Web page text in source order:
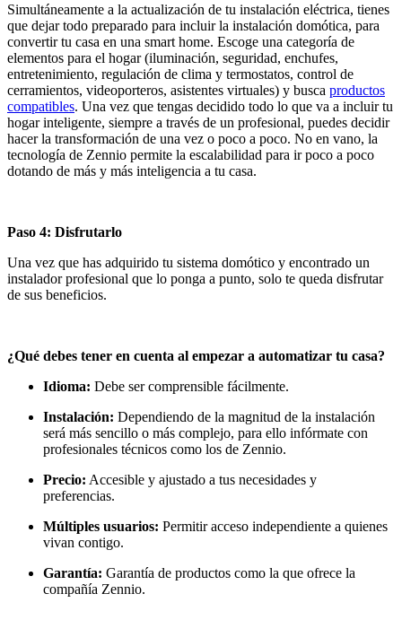
Simultáneamente a la actualización de tu instalación eléctrica, tienes
que dejar todo preparado para incluir la instalación domótica, para
convertir tu casa en una smart home. Escoge una categoría de
elementos para el hogar (iluminación, seguridad, enchufes,
entretenimiento, regulación de clima y termostatos, control de
cerramientos, videoporteros, asistentes virtuales) y busca productos
compatibles. Una vez que tengas decidido todo lo que va a incluir tu
hogar inteligente, siempre a través de un profesional, puedes decidir
hacer la transformación de una vez o poco a poco. No en vano, la
tecnología de Zennio permite la escalabilidad para ir poco a poco
dotando de más y más inteligencia a tu casa.
Paso 4: Disfrutarlo
Una vez que has adquirido tu sistema domótico y encontrado un
instalador profesional que lo ponga a punto, solo te queda disfrutar
de sus beneficios.
¿Qué debes tener en cuenta al empezar a automatizar tu casa?
Idioma: Debe ser comprensible fácilmente.
Instalación: Dependiendo de la magnitud de la instalación
será más sencillo o más complejo, para ello infórmate con
profesionales técnicos como los de Zennio.
Precio: Accesible y ajustado a tus necesidades y
preferencias.
Múltiples usuarios: Permitir acceso independiente a quienes
vivan contigo.
Garantía: Garantía de productos como la que ofrece la
compañía Zennio.